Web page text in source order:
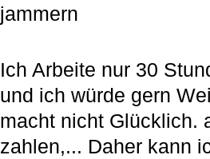
jammern
Ich Arbeite nur 30
und ich würde gern
macht nicht Glücklich.
zahlen,... Daher kann